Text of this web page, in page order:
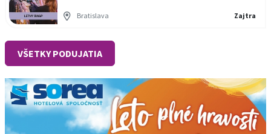
Bratislava Zajtra
VŠETKY PODUJATIA